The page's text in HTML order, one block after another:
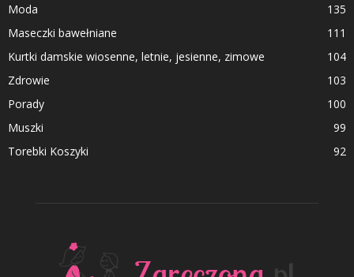
Moda
135
Maseczki bawełniane
111
Kurtki damskie wiosenne, letnie, jesienne, zimowe
104
Zdrowie
103
Porady
100
Muszki
99
Torebki Koszyki
92